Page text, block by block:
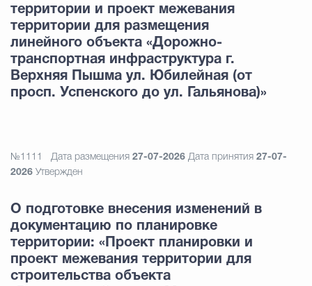
территории и проект межевания
территории для размещения
линейного объекта «Дорожно-
транспортная инфраструктура г.
Верхняя Пышма ул. Юбилейная (от
просп. Успенского до ул. Гальянова)»
№1111 Дата размещения 27-07-2026 Дата принятия 27-07-
2026 Утвержден
О подготовке внесения изменений в
документацию по планировке
территории: «Проект планировки и
проект межевания территории для
строительства объекта